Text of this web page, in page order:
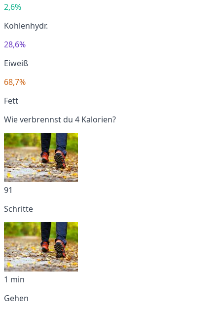
2,6%
Kohlenhydr.
28,6%
Eiweiß
68,7%
Fett
Wie verbrennst du 4 Kalorien?
91
Schritte
1 min
Gehen